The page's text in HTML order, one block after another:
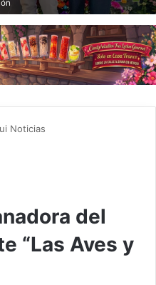
Noticias
del
“Las Aves y